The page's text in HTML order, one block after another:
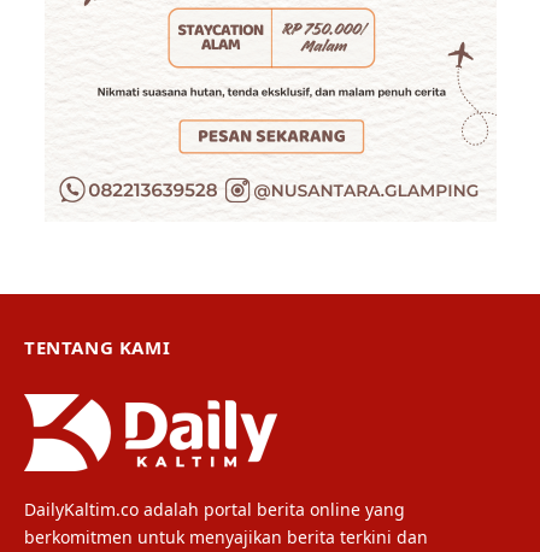
TENTANG KAMI
DailyKaltim.co adalah portal berita online yang
berkomitmen untuk menyajikan berita terkini dan